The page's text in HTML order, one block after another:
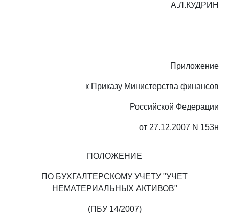
А.Л.КУДРИН
Приложение
к Приказу Министерства финансов
Российской Федерации
от 27.12.2007 N 153н
ПОЛОЖЕНИЕ
ПО БУХГАЛТЕРСКОМУ УЧЕТУ "УЧЕТ
НЕМАТЕРИАЛЬНЫХ АКТИВОВ"
(ПБУ 14/2007)